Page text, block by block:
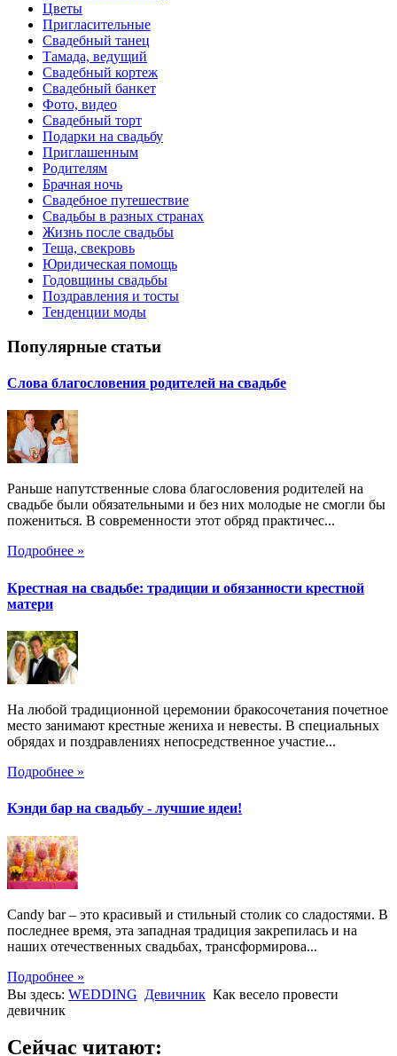
Цветы
Пригласительные
Свадебный танец
Тамада, ведущий
Свадебный кортеж
Свадебный банкет
Фото, видео
Свадебный торт
Подарки на свадьбу
Приглашенным
Родителям
Брачная ночь
Свадебное путешествие
Свадьбы в разных странах
Жизнь после свадьбы
Теща, свекровь
Юридическая помощь
Годовщины свадьбы
Поздравления и тосты
Тенденции моды
Популярные статьи
Слова благословения родителей на свадьбе
Раньше напутственные слова благословения родителей на
свадьбе были обязательными и без них молодые не смогли бы
пожениться. В современности этот обряд практичес...
Подробнее »
Крестная на свадьбе: традиции и обязанности крестной
матери
На любой традиционной церемонии бракосочетания почетное
место занимают крестные жениха и невесты. В специальных
обрядах и поздравлениях непосредственное участие...
Подробнее »
Кэнди бар на свадьбу - лучшие идеи!
Candy bar – это красивый и стильный столик со сладостями. В
последнее время, эта западная традиция закрепилась и на
наших отечественных свадьбах, трансформирова...
Подробнее »
Вы здесь: WEDDING Девичник Как весело провести
девичник
Сейчас читают: